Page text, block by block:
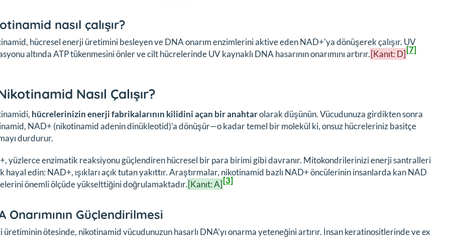
nasıl çalışır?
hücresel enerji üretimini besleyen ve DNA onarım enzimlerini aktive eden NAD+'ya dönüşerek çalışır. UV
altında ATP tükenmesini önler ve cilt hücrelerinde UV kaynaklı DNA hasarının onarımını artırır.[Kanıt: D][7]
Nasıl Çalışır?
hücrelerinizin enerji fabrikalarının kilidini açan bir anahtarolarak düşünün. Vücudunuza girdikten sonra
NAD+ (nikotinamid adenin dinükleotid)'a dönüşür—o kadar temel bir molekül ki, onsuz hücreleriniz basitçe
durdurur.
yüzlerce enzimatik reaksiyonu güçlendiren hücresel bir para birimi gibi davranır. Mitokondrilerinizi enerji santralleri
hayal edin: NAD+, ışıkları açık tutan yakıttır. Araştırmalar, nikotinamid bazlı NAD+ öncülerinin insanlarda kan NAD
önemli ölçüde yükselttiğini doğrulamaktadır.[Kanıt: A][3]
Onarımının Güçlendirilmesi
üretiminin ötesinde, nikotinamid vücudunuzun hasarlı DNA'yı onarma yeteneğini artırır. İnsan keratinositlerinde ve ex